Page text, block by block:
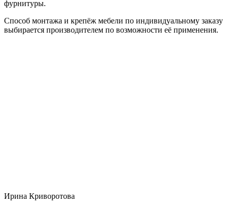
фурнитуры.
Способ монтажа и крепёж мебели по индивидуальному заказу
выбирается производителем по возможности её применения.
Ирина Криворотова